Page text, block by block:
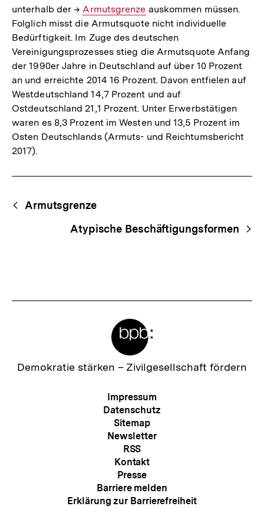
unterhalb der →Interner
Link:
Armutsgrenze auskommen müssen.
Folglich misst die Armutsquote nicht individuelle
Bedürftigkeit. Im Zuge des deutschen
Vereinigungsprozesses stieg die Armutsquote Anfang
der 1990er Jahre in Deutschland auf über 10 Prozent
an und erreichte 2014 16 Prozent. Davon entfielen auf
Westdeutschland 14,7 Prozent und auf
Ostdeutschland 21,1 Prozent. Unter Erwerbstätigen
waren es 8,3 Prozent im Westen und 13,5 Prozent im
Osten Deutschlands (Armuts- und Reichtumsbericht
2017).
Begriffsnavigation
Content-
Navigation
Armutsgrenze
Atypische Beschäftigungsformen
Zur
Demokratie stärken – Zivilgesellschaft fördern
Meta-
Navigation
Impressum
Datenschutz
Sitemap
Newsletter
RSS
Kontakt
Presse
Barriere melden
Erklärung zur Barrierefreiheit